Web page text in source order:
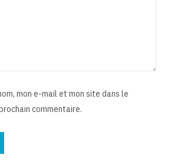
mon e-mail et mon site dans le
commentaire.